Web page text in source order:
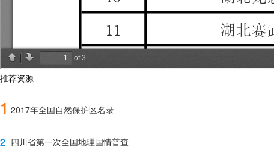
推荐资源
1 2017年全国自然保护区名录
2 四川省第一次全国地理国情普查